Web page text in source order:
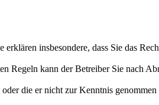
insbesondere, dass Sie das
Regeln kann der Betreiber Sie nach
die er nicht zur Kenntnis genommen